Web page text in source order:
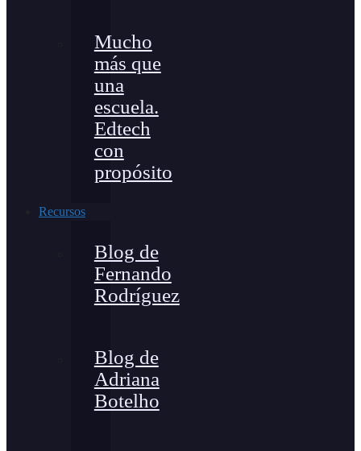
Mucho
más que
una
escuela.
Edtech
con
propósito
Recursos
Blog de
Fernando
Rodríguez
Blog de
Adriana
Botelho